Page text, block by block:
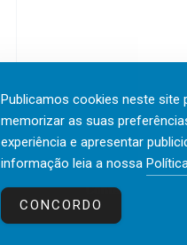
Contactos
Publicamos cookies neste site
memorizar as suas
experiência e apresentar
informação leia a nossa
CONCORDO